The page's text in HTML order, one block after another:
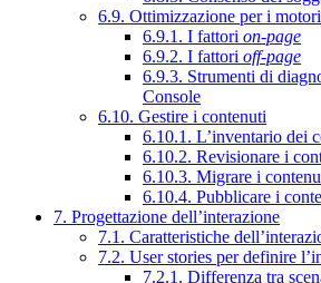
6.9. Ottimizzazione per i
6.9.1. I fattori on-page
6.9.2. I fattori off-page
6.9.3. Strumenti di
Console
6.10. Gestire i contenuti
6.10.1. L’inventario dei
6.10.2. Revisionare i
6.10.3. Migrare i
6.10.4. Pubblicare i
7. Progettazione dell’interazione
7.1. Caratteristiche
7.2. User stories per definire
7.2.1. Differenza tra